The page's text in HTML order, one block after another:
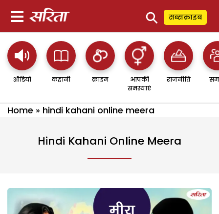
⚲ सब्सक्राइब
ऑडियो कहानी क्राइम
आपकी
समस्याएं
राजनीति
Home » hindi kahani online meera
Hindi Kahani Online Meera